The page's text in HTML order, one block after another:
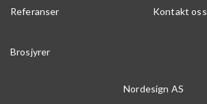
Referanser Kontakt oss
Brosjyrer
Nordesign AS